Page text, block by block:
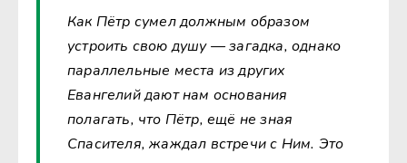
Как Пётр сумел должным образом
устроить свою душу — загадка, однако
параллельные места из других
Евангелий дают нам основания
полагать, что Пётр, ещё не зная
Спасителя, жаждал встречи с Ним. Это